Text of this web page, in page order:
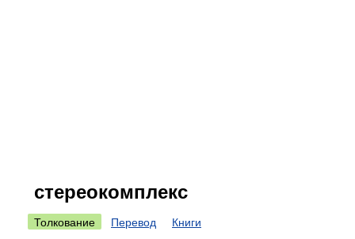
стереокомплекс
Толкование Перевод Книги